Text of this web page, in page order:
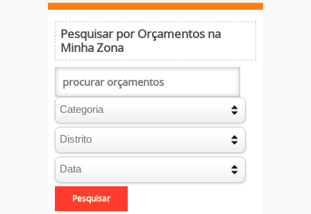
Pesquisar por Orçamentos na
Minha Zona